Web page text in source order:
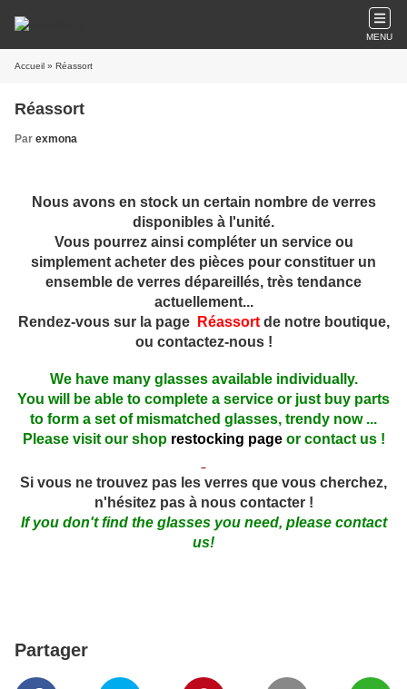
MENU
Accueil » Réassort
Réassort
Par exmona
Nous avons en stock un certain nombre de verres
disponibles à l'unité.
Vous pourrez ainsi compléter un service ou
simplement acheter des pièces pour constituer un
ensemble de verres dépareillés, très tendance
actuellement...
Rendez-vous sur la page
Réassort de notre boutique,
ou contactez-nous !
We have many glasses available individually.
You will be able to complete a service or just buy parts
to form a set of mismatched glasses, trendy now ...
Please visit our shop restocking page or contact us !
Si vous ne trouvez pas les verres que vous cherchez,
n'hésitez pas à nous contacter !
If you don't find the glasses you need, please contact
us!
Partager